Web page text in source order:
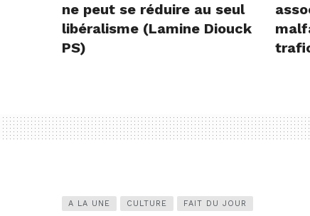
ne peut se réduire au seul
libéralisme (Lamine Diouck
PS)
A LA UNE CULTURE FAIT DU JOUR